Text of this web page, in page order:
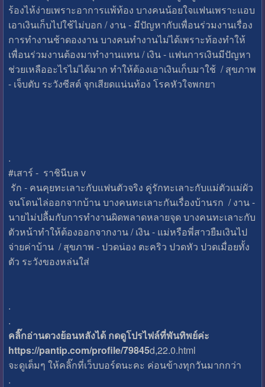
ร้องไห้ง่ายเพราะอาการแพ้ท้อง บางคนน้อยใจแฟนเพราะแอบ
เอาเงินเก็บไปใช้ไม่บอก / งาน - มีปัญหากับเพื่อนร่วมงานเรื่อง
การทำงานช้าดองงาน บางคนทำงานไม่ได้เพราะท้องทำให้
เพื่อนร่วมงานต้องมาทำงานแทน / เงิน - แฟนการเงินมีปัญหา
ช่วยเหลืออะไรไม่ได้มาก ทำให้ต้องเอาเงินเก็บมาใช้ / สุขภาพ
- เจ็บตับ ระวังซีสต์ จุกเสียดแน่นท้อง โรคหัวใจพกยา
.
#เสาร์ - ราชินีบล v
รัก - คนคุยทะเลาะกับแฟนตัวจริง คู่รักทะเลาะกับแม่ตัวแม่ผัว
จนโดนไล่ออกจากบ้าน บางคนทะเลาะกันเรื่องบ้านรก / งาน -
นายไม่ปลื้มกับการทำงานผิดพลาดหลายจุด บางคนทะเลาะกับ
ตัวหน้าทำให้ต้องออกจากงาน / เงิน - แม่หรือพี่สาวยืมเงินไป
จ่ายค่าบ้าน / สุขภาพ - ปวดน่อง ตะคริว ปวดหัว ปวดเมื่อยทั้ง
ตัว ระวังของหล่นใส่
.
.
คลิ๊กอ่านดวงย้อนหลังได้ กดดูโปรไฟล์ที่พันทิพย์ค่ะ
https://pantip.com/profile/79845d,22.0.html
จะดูเต็มๆ ให้คลิ๊กที่เว็บบอร์ดนะคะ ค่อนข้างทุกวันมากกว่า
.